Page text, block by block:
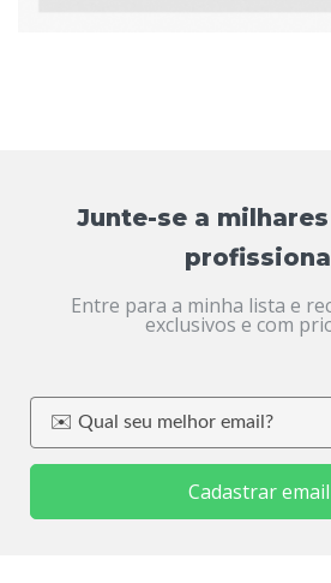
Junte-se a
Entre para a minha lista e
exclusivos e com
Cadastrar email